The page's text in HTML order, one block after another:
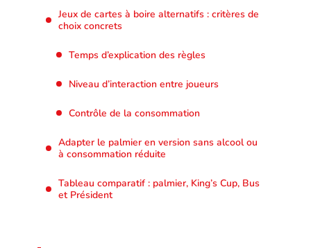
Jeux de cartes à boire alternatifs : critères de
choix concrets
Temps d’explication des règles
Niveau d’interaction entre joueurs
Contrôle de la consommation
Adapter le palmier en version sans alcool ou
à consommation réduite
Tableau comparatif : palmier, King’s Cup, Bus
et Président